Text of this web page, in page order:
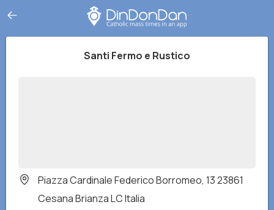
Santi Fermo e Rustico
Piazza Cardinale Federico Borromeo, 13 23861
Cesana Brianza LC Italia